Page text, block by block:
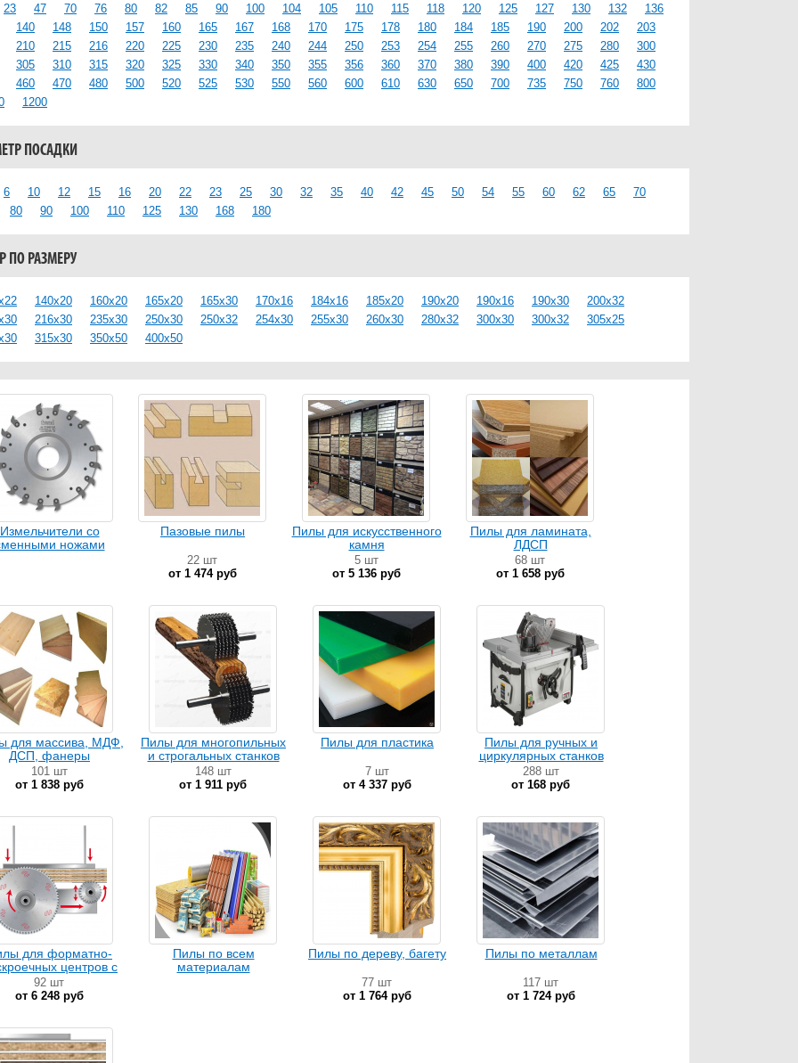
23 47 70 76 80 82 85 90 100 104 105 110 115 118 120 125 127 130 132
136
140
148 150 157 160 165 167 168 170 175 178 180 184 185 190 200 202
203
210
215 216 220 225 230 235 240 244 250 253 254 255 260 270 275 280
300
305
310 315 320 325 330 340 350 355 356 360 370 380 390 400 420 425
430
460
470 480 500 520 525 530 550 560 600 610 630 650 700 735 750 760
800
1200
ПОСАДКИ
6 10 12 15 16 20 22 23 25 30 32 35 40 42 45 50 54 55 60 62 65
70
80
90 100 110 125 130 168 180
ПО РАЗМЕРУ
140x20 160x20 165x20 165x30 170x16 184x16 185x20 190x20 190x16 190x30
200x32
216x30 235x30 250x30 250x32 254x30 255x30 260x30 280x32 300x30 300x32
305x25
315x30 350x50 400x50
Измельчители со
ножами
Пазовые пилы
22 шт
от 1 474 руб
Пилы для искусственного
камня
5 шт
от 5 136 руб
Пилы для ламината,
ЛДСП
68 шт
от 1 658 руб
для массива, МДФ,
ДСП, фанеры
101 шт
от 1 838 руб
Пилы для многопильных
и строгальных станков
148 шт
от 1 911 руб
Пилы для пластика
7 шт
от 4 337 руб
Пилы для ручных и
циркулярных станков
288 шт
от 168 руб
для форматно-
центров с
ЧПУ
92 шт
от 6 248 руб
Пилы по всем
материалам
Пилы по дереву, багету
77 шт
от 1 764 руб
Пилы по металлам
117 шт
от 1 724 руб